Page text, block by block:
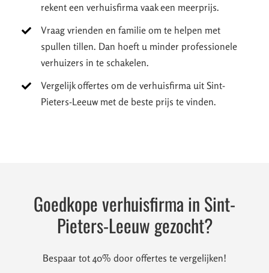
rekent een verhuisfirma vaak een meerprijs.
Vraag vrienden en familie om te helpen met
spullen tillen. Dan hoeft u minder professionele
verhuizers in te schakelen.
Vergelijk offertes om de verhuisfirma uit Sint-
Pieters-Leeuw met de beste prijs te vinden.
Goedkope verhuisfirma in Sint-
Pieters-Leeuw gezocht?
Bespaar tot 40% door offertes te vergelijken!